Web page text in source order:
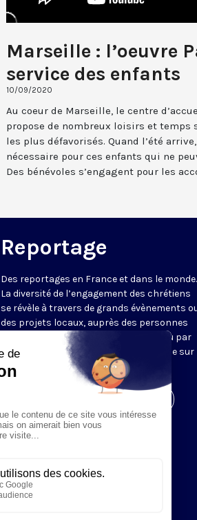
Marseille : l’oeuvre
service des enfants
10/09/2020
Au coeur de Marseille, le centre
propose de nombreux loisirs et
les plus défavorisés. Quand l’été
nécessaire pour ces enfants qui ne
Des bénévoles s’engagent pour les
Reportage
Des reportages en France et dans le monde.
La diversité de l’engagement des chrétiens
se révèle à travers de grands évènements
des projets locaux, auprès des personnes
fragiles, au service du Bien commun ou par
l’évangélisation. Un regard d’espérance sur
le monde.